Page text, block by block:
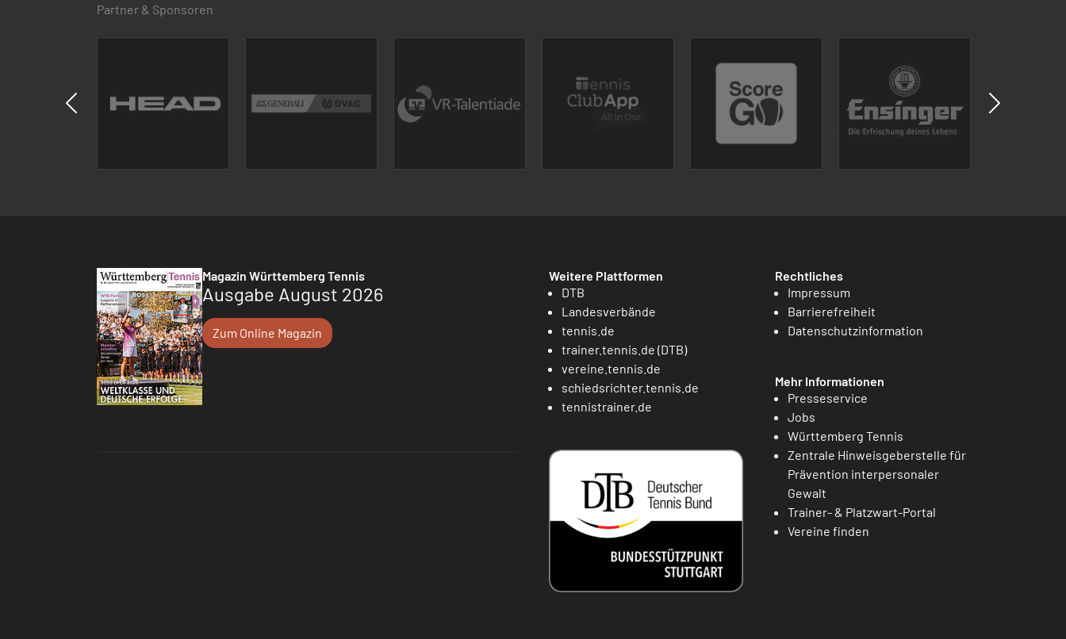
Partner & Sponsoren
Magazin Württemberg Tennis
Ausgabe August 2026
Zum Online Magazin
Weitere Plattformen
DTB
Landesverbände
tennis.de
trainer.tennis.de (DTB)
vereine.tennis.de
schiedsrichter.tennis.de
tennistrainer.de
Rechtliches
Impressum
Barrierefreiheit
Datenschutzinformation
Mehr Informationen
Presseservice
Jobs
Württemberg Tennis
Zentrale Hinweisgeberstelle für
Prävention interpersonaler
Gewalt
Trainer- & Platzwart-Portal
Vereine finden